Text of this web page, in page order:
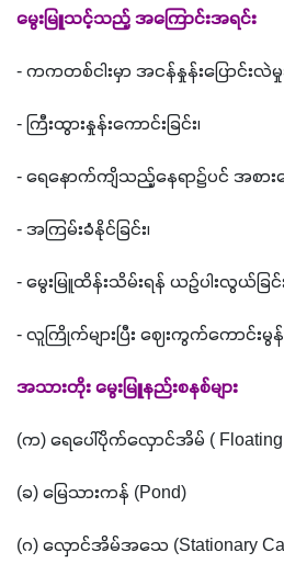
မွေးမြူသင့်သည့် အကြောင်းအရင်း
- ကကတစ်ငါးမှာ အငန်နှုန်းပြောင်းလဲမှု
- ကြီးထွားနှုန်းကောင်းခြင်း၊
- ရေနောက်ကျိသည့်နေရာ၌ပင် အစားကေ
- အကြမ်းခံနိုင်ခြင်း၊
- မွေးမြူထိန်းသိမ်းရန် ယဥ်ပါးလွယ်ခြင်း
- လူကြိုက်များပြီး ဈေးကွက်ကောင်းမွ
အသားတိုး မွေးမြူနည်းစနစ်များ
(က) ရေပေါ်ပိုက်လှောင်အိမ် (
(ခ) မြေသားကန် (Pond)
(ဂ) လှောင်အိမ်အသေ (Stationary